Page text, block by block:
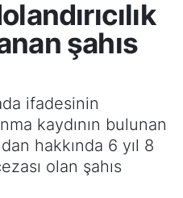
şahıs
ifadesinin
kaydının bulunan
hakkında 6 yıl 8
olan şahıs
Haritası
ve Fikstür